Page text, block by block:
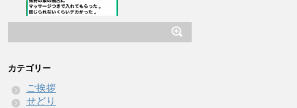
カテゴリー
ご挨拶
せどり